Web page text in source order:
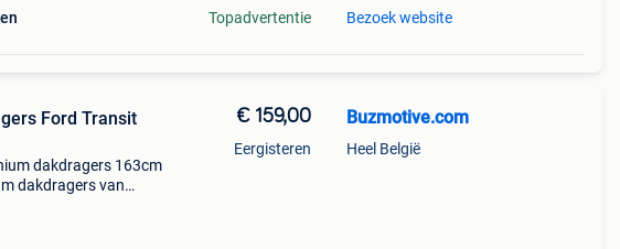
Topadvertentie Bezoek website
Ford Transit
dakdragers 163cm
dakdragers van
€ 159,00
Eergisteren
Buzmotive.com
Heel België